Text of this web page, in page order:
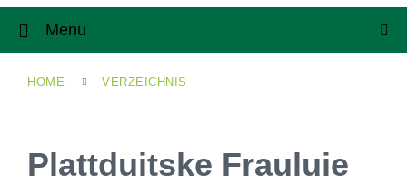
Menu
HOME VERZEICHNIS
Plattduitske Frauluie